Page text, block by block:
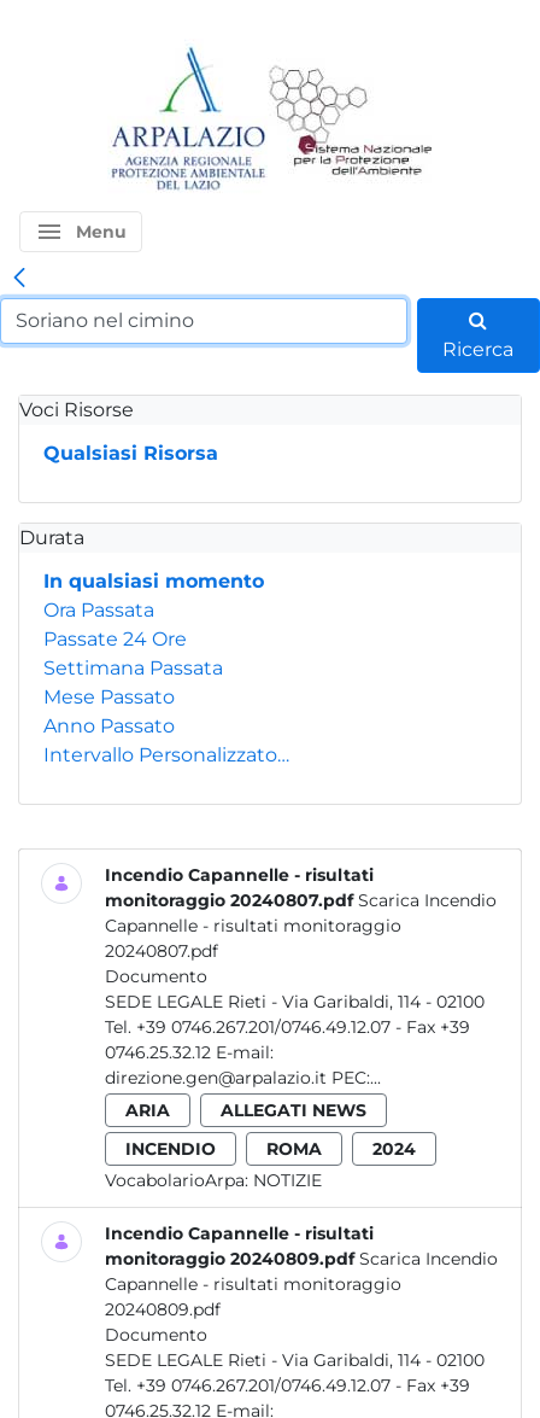
menu Menu
Ricerca
Voci Risorse
Qualsiasi Risorsa
Durata
In qualsiasi momento
Ora Passata
Passate 24 Ore
Settimana Passata
Mese Passato
Anno Passato
Intervallo Personalizzato…
Incendio Capannelle - risultati
monitoraggio 20240807.pdf Scarica Incendio
Capannelle - risultati monitoraggio
20240807.pdf
Documento
SEDE LEGALE Rieti - Via Garibaldi, 114 - 02100
Tel. +39 0746.267.201/0746.49.12.07 - Fax +39
0746.25.32.12 E-mail:
direzione.gen@arpalazio.it PEC:...
ARIA
ALLEGATI NEWS
INCENDIO
ROMA
2024
VocabolarioArpa: NOTIZIE
Incendio Capannelle - risultati
monitoraggio 20240809.pdf Scarica Incendio
Capannelle - risultati monitoraggio
20240809.pdf
Documento
SEDE LEGALE Rieti - Via Garibaldi, 114 - 02100
Tel. +39 0746.267.201/0746.49.12.07 - Fax +39
0746.25.32.12 E-mail: